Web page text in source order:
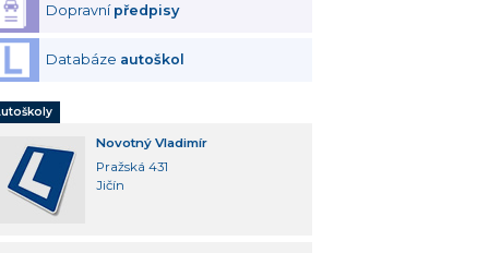
Dopravní předpisy
Databáze autoškol
Novotný Vladimír
Pražská 431
Jičín